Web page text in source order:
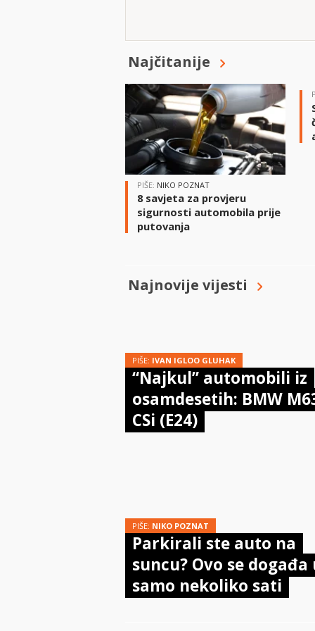
Najčitanije
PIŠE: NIKO POZNAT
8 savjeta za provjeru
sigurnosti automobila prije
putovanja
Najnovije vijesti
PIŠE: IVAN IGLOO GLUHAK
“Najkul” automobili iz
osamdesetih: BMW
CSi (E24)
PIŠE: NIKO POZNAT
Parkirali ste auto na
suncu? Ovo se događa
samo nekoliko sati